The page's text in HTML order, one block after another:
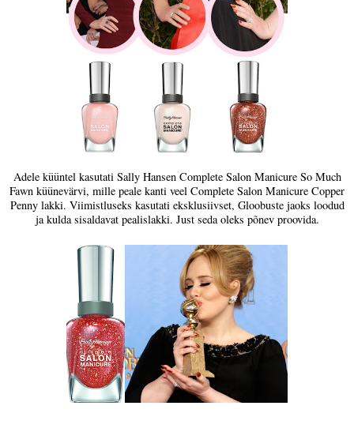
Adele küüntel kasutati Sally Hansen Complete Salon Manicure So Much
Fawn küünevärvi, mille peale kanti veel Complete Salon Manicure Copper
Penny lakki. Viimistluseks kasutati eksklusiivset, Gloobuste jaoks loodud
ja kulda sisaldavat pealislakki. Just seda oleks põnev proovida.